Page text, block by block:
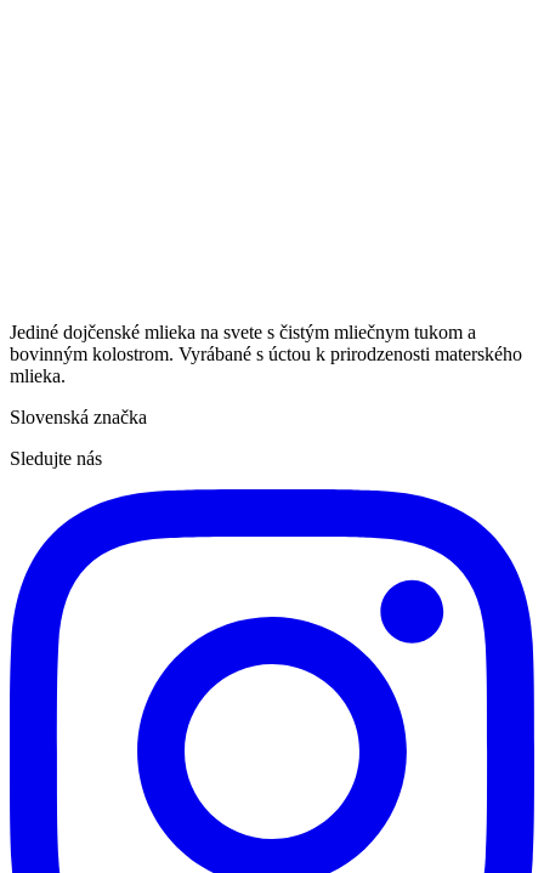
Jediné dojčenské mlieka na svete s čistým mliečnym tukom a
bovinným kolostrom. Vyrábané s úctou k prirodzenosti materského
mlieka.
Slovenská značka
Sledujte nás